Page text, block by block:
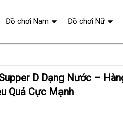
Quả Cực Mạnh
Đồ chơi Nam Đồ chơi Nữ